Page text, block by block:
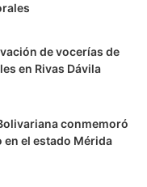
de vocerías de
en Rivas Dávila
conmemoró
en el estado Mérida